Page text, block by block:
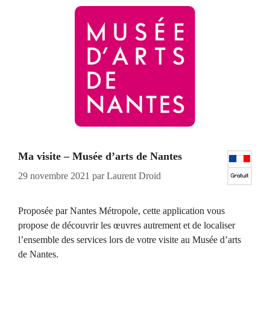
Ma visite – Musée d’arts de Nantes
29 novembre 2021 parLaurent Droid
Proposée par Nantes Métropole, cette application vous
propose de découvrir les œuvres autrement et de localiser
l’ensemble des services lors de votre visite au Musée d’arts
de Nantes.